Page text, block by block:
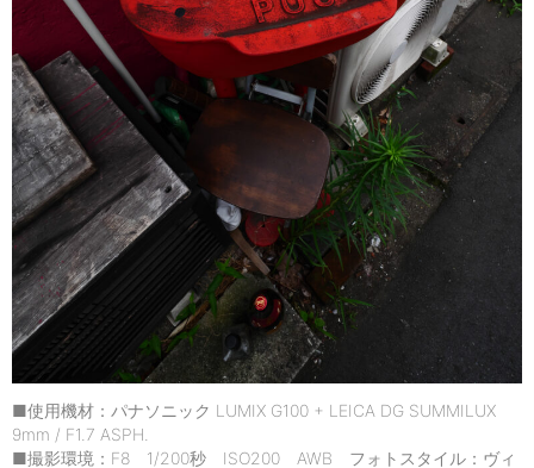
■使用機材：パナソニック LUMIX G100 + LEICA DG SUMMILUX
9mm / F1.7 ASPH.
■撮影環境：F8 1/200秒 ISO200 AWB フォトスタイル：ヴィ